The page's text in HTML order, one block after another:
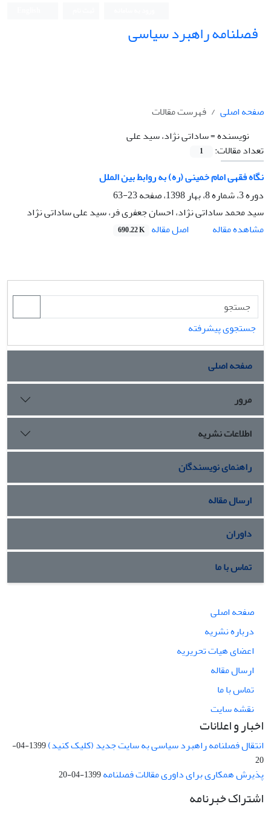
فصلنامه راهبرد سیاسی
صفحه اصلی
فهرست مقالات
نویسنده =ساداتی نژاد، سید علی
تعداد مقالات:
1
نگاه فقهی امام خمینى (ره) به روابط بین الملل
دوره 3، شماره 8، بهار 1398، صفحه
23-63
سید محمد ساداتی نژاد، احسان جعفری فر، سید علی ساداتی نژاد
مشاهده مقاله
اصل مقاله 690.22 K
جستجوی پیشرفته
صفحه اصلی
مرور
اطلاعات نشریه
راهنمای نویسندگان
ارسال مقاله
داوران
تماس با ما
صفحه اصلی
درباره نشریه
اعضای هیات تحریریه
ارسال مقاله
تماس با ما
نقشه سایت
اخبار و اعلانات
انتقال فصلنامه راهبرد سیاسی به سایت جدید (کلیک کنید)
1399-04-
20
پذیرش همکاری برای داوری مقالات فصلنامه1399-04-20
اشتراک خبرنامه